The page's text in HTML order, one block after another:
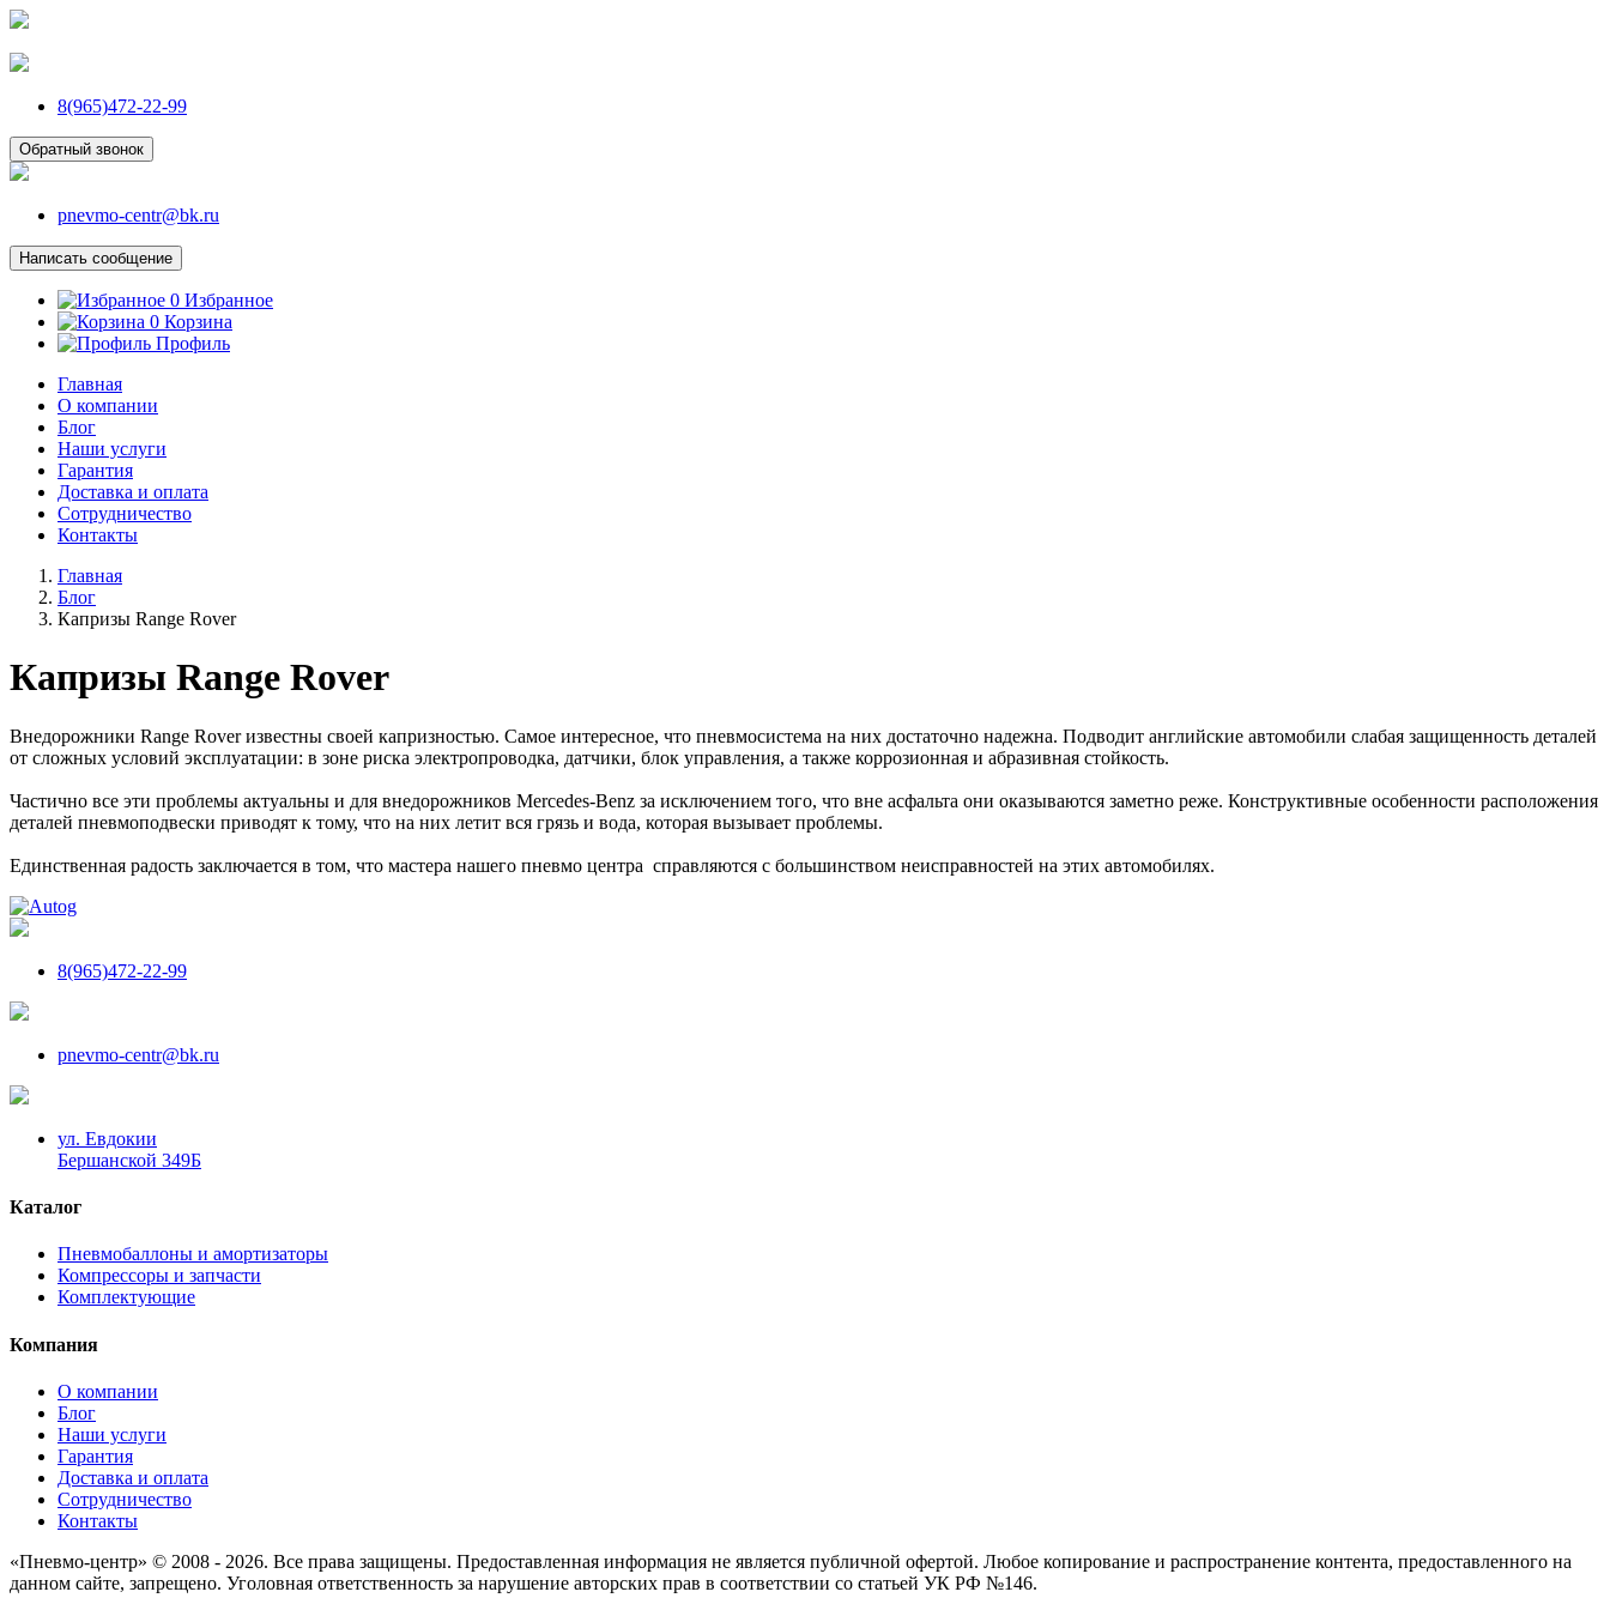
8(965)472-22-99
Обратный звонок
pnevmo-centr@bk.ru
Написать сообщение
0 Избранное
0 Корзина
Профиль
Главная
О компании
Блог
Наши услуги
Гарантия
Доставка и оплата
Сотрудничество
Контакты
Главная
Блог
Капризы Range Rover
Капризы Range Rover
Внедорожники Range Rover известны своей капризностью. Самое интересное, что пневмосистема на них достаточно надежна. Подводит английские автомобили слабая защищенность деталей
от сложных условий эксплуатации: в зоне риска электропроводка, датчики, блок управления, а также коррозионная и абразивная стойкость.
Частично все эти проблемы актуальны и для внедорожников Mercedes-Benz за исключением того, что вне асфальта они оказываются заметно реже. Конструктивные особенности расположения
деталей пневмоподвески приводят к тому, что на них летит вся грязь и вода, которая вызывает проблемы.
Единственная радость заключается в том, что мастера нашего пневмо центра справляются с большинством неисправностей на этих автомобилях.
8(965)472-22-99
pnevmo-centr@bk.ru
ул. Евдокии
Бершанской 349Б
Каталог
Пневмобаллоны и амортизаторы
Компрессоры и запчасти
Комплектующие
Компания
О компании
Блог
Наши услуги
Гарантия
Доставка и оплата
Сотрудничество
Контакты
«Пневмо-центр» © 2008 - 2026. Все права защищены. Предоставленная информация не является публичной офертой. Любое копирование и распространение контента, предоставленного на
данном сайте, запрещено. Уголовная ответственность за нарушение авторских прав в соответствии со статьей УК РФ №146.